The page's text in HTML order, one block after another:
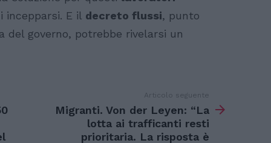
incepparsi. E il decreto flussi, punto
del governo, potrebbe rivelarsi un
Articolo seguente
Migranti. Von der Leyen: “La
lotta ai trafficanti resti
prioritaria. La risposta è